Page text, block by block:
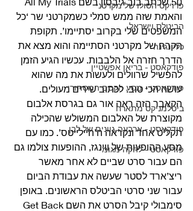
פרויקט הסולו של מקרטני
הביטלס וישראל
כלי נגינה
פודקאסט - בריאן אפשטיין
פודקאסט - מסע הקסם המסתורי
ביטלמניקס מתארח
פודקאסט - ארבעה גוונים של לבן
פודקאסט - להקה מגומי
והאמת שזה ממש סמלי כשמקרטני שר ‘כל
המשפטים שלי בקרוב יסתיימו’. תקופת
הקרח של מקרטני הסתיימה והוא מצא את
הדרך חזרה אל הלבבות. עכשיו הגיע הזמן
להפשיל שרוולים ולעשות את מה שהוא
עושה הכי טוב. לכתוב שירים מעולים.
הקאבר הזה ראה אור גם בגרסת אלבום
מקוצרת של האלבום המשולש שהכילה
תקליט אחד ונקראה ה’היילייטס’. כמו עם
מסע ההופעות של ווינגז, ההופעות צולמו גם
הם עבור סרט שביים לא אחר מאשר
ריצ’ארד לסטר שעשה את עבודת הביום
עבור שני סרטי הביטלס הראשונים. באופן